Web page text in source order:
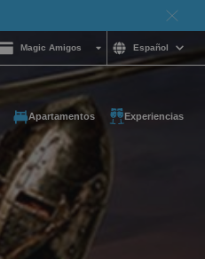
Magic Amigos Español
Apartamentos Experiencias